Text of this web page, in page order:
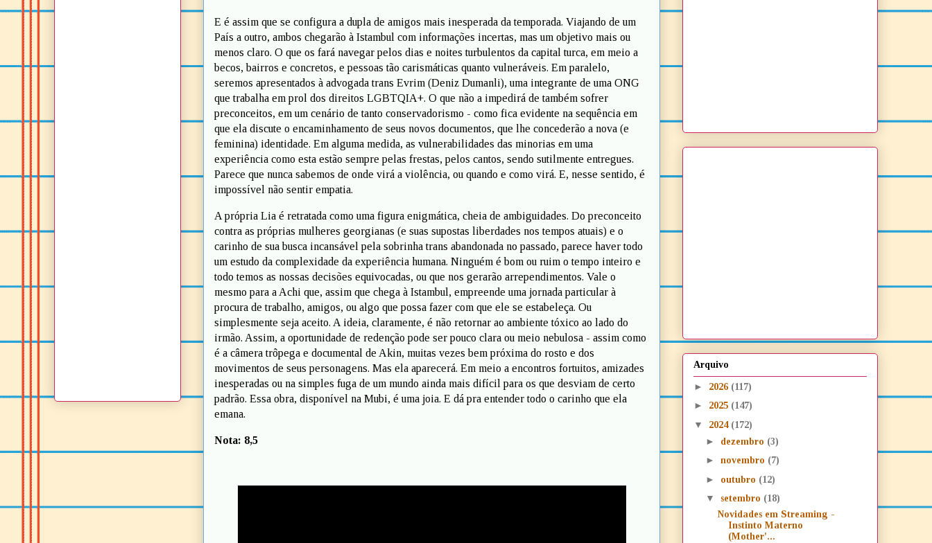
E é assim que se configura a dupla de amigos mais inesperada da temporada. Viajando de um
País a outro, ambos chegarão à Istambul com informações incertas, mas um objetivo mais ou
menos claro. O que os fará navegar pelos dias e noites turbulentos da capital turca, em meio a
becos, bairros e concretos, e pessoas tão carismáticas quanto vulneráveis. Em paralelo,
seremos apresentados à advogada trans Evrim (Deniz Dumanli), uma integrante de uma ONG
que trabalha em prol dos direitos LGBTQIA+. O que não a impedirá de também sofrer
preconceitos, em um cenário de tanto conservadorismo - como fica evidente na sequência em
que ela discute o encaminhamento de seus novos documentos, que lhe concederão a nova (e
feminina) identidade. Em alguma medida, as vulnerabilidades das minorias em uma
experiência como esta estão sempre pelas frestas, pelos cantos, sendo sutilmente entregues.
Parece que nunca sabemos de onde virá a violência, ou quando e como virá. E, nesse sentido, é
impossível não sentir empatia.
A própria Lia é retratada como uma figura enigmática, cheia de ambiguidades. Do preconceito
contra as próprias mulheres georgianas (e suas supostas liberdades nos tempos atuais) e o
carinho de sua busca incansável pela sobrinha trans abandonada no passado, parece haver todo
um estudo da complexidade da experiência humana. Ninguém é bom ou ruim o tempo inteiro e
todo temos as nossas decisões equivocadas, ou que nos gerarão arrependimentos. Vale o
mesmo para a Achi que, assim que chega à Istambul, empreende uma jornada particular à
procura de trabalho, amigos, ou algo que possa fazer com que ele se estabeleça. Ou
simplesmente seja aceito. A ideia, claramente, é não retornar ao ambiente tóxico ao lado do
irmão. Assim, a oportunidade de redenção pode ser pouco clara ou meio nebulosa - assim como
é a câmera trôpega e documental de Akin, muitas vezes bem próxima do rosto e dos
movimentos de seus personagens. Mas ela aparecerá. Em meio a encontros fortuitos, amizades
inesperadas ou na simples fuga de um mundo ainda mais difícil para os que desviam de certo
padrão. Essa obra, disponível na Mubi, é uma joia. E dá pra entender todo o carinho que ela
emana.
Nota: 8,5
Arquivo
► 2026 (117)
► 2025 (147)
▼ 2024 (172)
► dezembro (3)
► novembro (7)
► outubro (12)
▼ setembro (18)
Novidades em Streaming -
Instinto Materno
(Mother'...